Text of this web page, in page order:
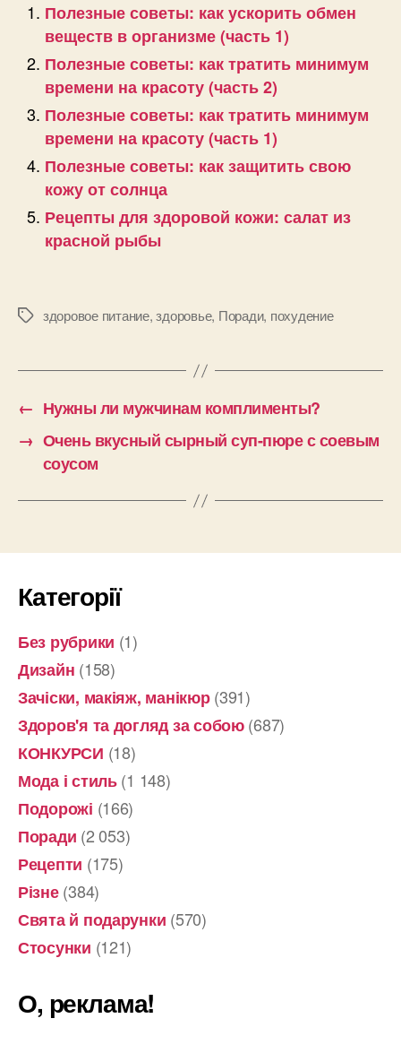
Полезные советы: как ускорить обмен
веществ в организме (часть 1)
Полезные советы: как тратить минимум
времени на красоту (часть 2)
Полезные советы: как тратить минимум
времени на красоту (часть 1)
Полезные советы: как защитить свою
кожу от солнца
Рецепты для здоровой кожи: салат из
красной рыбы
Позначки
здоровое питание,здоровье, Поради, похудение
← Нужны ли мужчинам комплименты?
→ Очень вкусный сырный суп-пюре с соевым
соусом
Категорії
Без рубрики (1)
Дизайн (158)
Зачіски, макіяж, манікюр(391)
Здоров'я та догляд за собою(687)
КОНКУРСИ (18)
Мода і стиль(1 148)
Подорожі (166)
Поради (2 053)
Рецепти (175)
Різне(384)
Свята й подарунки (570)
Стосунки (121)
О, реклама!